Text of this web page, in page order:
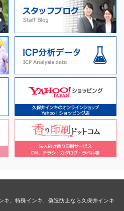
キ、特殊インキ、偽造防止なら久保井インキ